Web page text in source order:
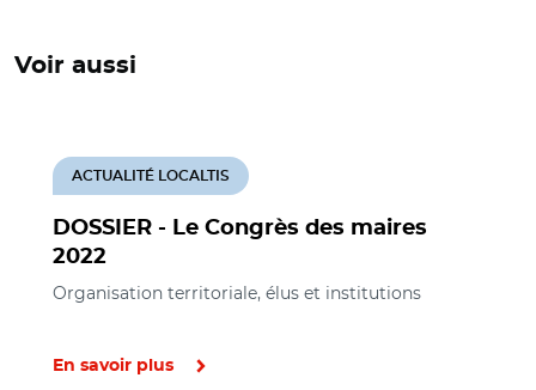
Voir aussi
DOSSIER - Le Congrès des maires
2022
ACTUALITÉ LOCALTIS
Organisation territoriale, élus et institutions
En savoir plus